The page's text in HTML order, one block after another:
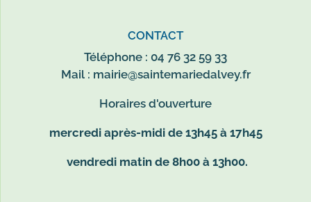
CONTACT
Téléphone : 04 76 32 59 33
Mail : mairie@saintemariedalvey.fr
Horaires d'ouverture
mercredi après-midi de 13h45 à 17h45
vendredi matin de 8h00 à 13h00.